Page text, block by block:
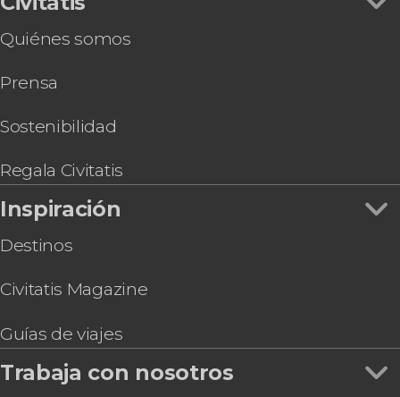
Quiénes somos
Prensa
Sostenibilidad
Regala Civitatis
Inspiración
Destinos
Civitatis Magazine
Guías de viajes
Trabaja con nosotros